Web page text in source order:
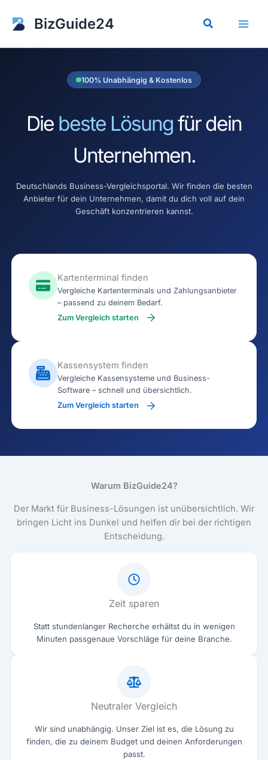
Inhalt
springen
BizGuide24 Suchen
100% Unabhängig & Kostenlos
Die beste Lösungfür dein
Unternehmen.
Deutschlands Business-Vergleichsportal. Wir finden die besten
Anbieter für dein Unternehmen, damit du dich voll auf dein
Geschäft konzentrieren kannst.
Kartenterminal finden
Vergleiche Kartenterminals und Zahlungsanbieter
– passend zu deinem Bedarf.
Zum Vergleich starten
Kassensystem finden
Vergleiche Kassensysteme und Business-
Software – schnell und übersichtlich.
Zum Vergleich starten
Warum BizGuide24?
Der Markt für Business-Lösungen ist unübersichtlich. Wir
bringen Licht ins Dunkel und helfen dir bei der richtigen
Entscheidung.
Zeit sparen
Statt stundenlanger Recherche erhältst du in wenigen
Minuten passgenaue Vorschläge für deine Branche.
Neutraler Vergleich
Wir sind unabhängig. Unser Ziel ist es, die Lösung zu
finden, die zu deinem Budget und deinen Anforderungen
passt.